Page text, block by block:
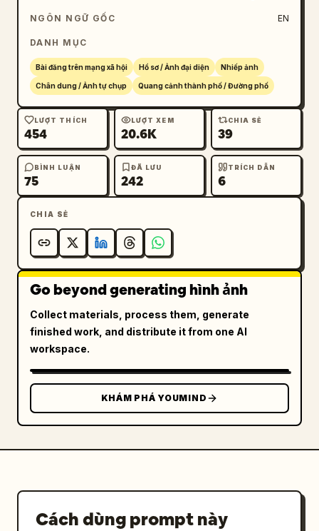
NGÔN NGỮ GỐC EN
DANH MỤC
Bài đăng trên mạng xã hội Hồ sơ / Ảnh đại diện Nhiếp ảnh
Chân dung / Ảnh tự chụp Quang cảnh thành phố / Đường phố
LƯỢT THÍCH
454
LƯỢT XEM
20.6K
CHIA SẺ
39
BÌNH LUẬN
75
ĐÃ LƯU
242
TRÍCH DẪN
6
CHIA SẺ
Go beyond generating hình ảnh
Collect materials, process them, generate
finished work, and distribute it from one AI
workspace.
KHÁM PHÁ YOUMIND
Cách dùng prompt này